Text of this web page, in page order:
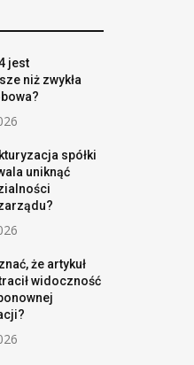
jest
niż zwykła
spółki
uniknąć
że artykuł
widoczność